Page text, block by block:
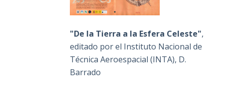
"De la Tierra a la Esfera Celeste",
editado por el Instituto Nacional de
Técnica Aeroespacial (INTA), D.
Barrado